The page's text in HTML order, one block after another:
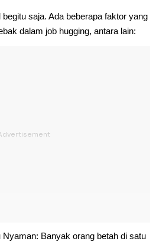
saja. Ada beberapa faktor yang
dalam job hugging, antara lain:
Banyak orang betah di satu